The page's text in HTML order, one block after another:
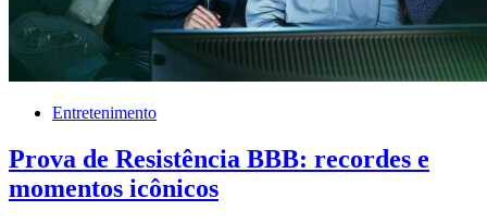
Entretenimento
Prova de Resistência BBB: recordes e
momentos icônicos